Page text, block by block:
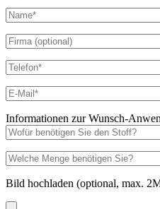
Informationen zur Wunsch-
Bild hochladen (optional, max.